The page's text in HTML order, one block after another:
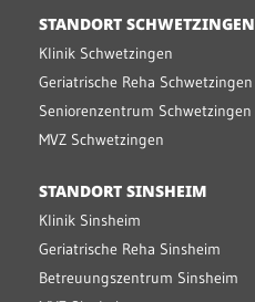
STANDORT SCHWETZINGEN
Klinik Schwetzingen
Geriatrische Reha Schwetzingen
Seniorenzentrum Schwetzingen
MVZ Schwetzingen
STANDORT SINSHEIM
Klinik Sinsheim
Geriatrische Reha Sinsheim
Betreuungszentrum Sinsheim